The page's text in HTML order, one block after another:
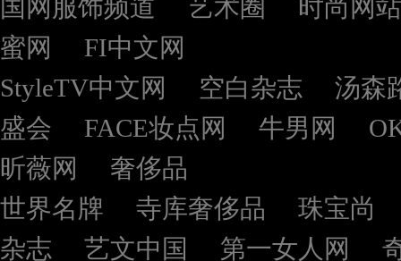
国网服饰频道
艺术圈
时尚网站
蜜网
FI中文网
StyleTV中文网
空白杂志
汤森
盛会
FACE妆点网 牛男网
昕薇网
奢侈品
世界名牌
寺库奢侈品
珠宝尚
杂志
艺文中国 第一女人网